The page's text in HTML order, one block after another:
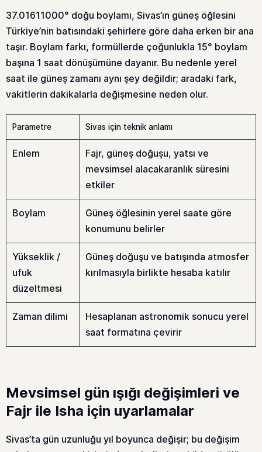
37.01611000° doğu boylamı, Sivas’ın güneş öğlesini
Türkiye’nin batısındaki şehirlere göre daha erken bir ana
taşır. Boylam farkı, formüllerde çoğunlukla 15° boylam
başına 1 saat dönüşümüne dayanır. Bu nedenle yerel
saat ile güneş zamanı aynı şey değildir; aradaki fark,
vakitlerin dakikalarla değişmesine neden olur.
Parametre Sivas için teknik anlamı
Enlem
Fajr, güneş doğuşu, yatsı ve
mevsimsel alacakaranlık süresini
etkiler
Boylam
Güneş öğlesinin yerel saate göre
konumunu belirler
Yükseklik /
ufuk
düzeltmesi
Güneş doğuşu ve batışında atmosfer
kırılmasıyla birlikte hesaba katılır
Zaman dilimi
Hesaplanan astronomik sonucu yerel
saat formatına çevirir
Mevsimsel gün ışığı değişimleri ve
Fajr ile Isha için uyarlamalar
Sivas’ta gün uzunluğu yıl boyunca değişir; bu değişim